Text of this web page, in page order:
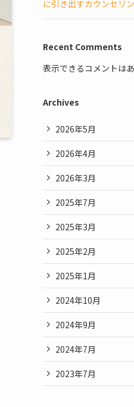
に引き出すカウンセリ
Recent Comments
表示できるコメントはあ
Archives
2026年5月
2026年4月
2026年3月
2025年7月
2025年3月
2025年2月
2025年1月
2024年10月
2024年9月
2024年7月
2023年7月